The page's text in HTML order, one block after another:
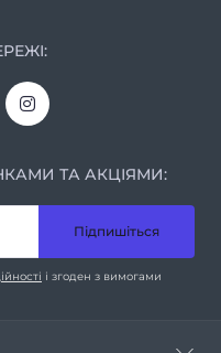
ТА АКЦІЯМИ:
Підпишіться
і згоден з вимогами